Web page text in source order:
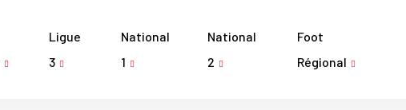
Ligue
3
National
1
National
2
Foot
Régional